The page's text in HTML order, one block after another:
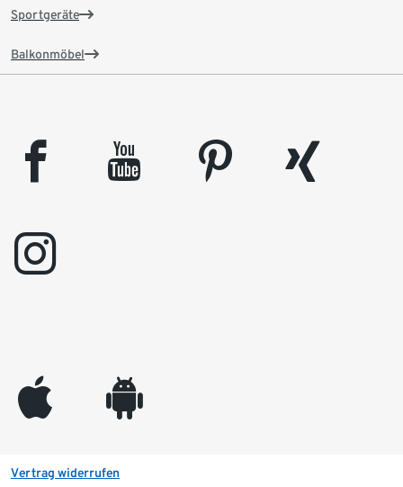
Sportgeräte
Balkonmöbel
facebook youtube pinterest
xing
instagram
appleinc android
Vertrag widerrufen